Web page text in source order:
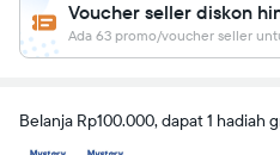
Voucher seller diskon
Ada 63 promo/voucher seller
Belanja Rp100.000, dapat 1 hadiah